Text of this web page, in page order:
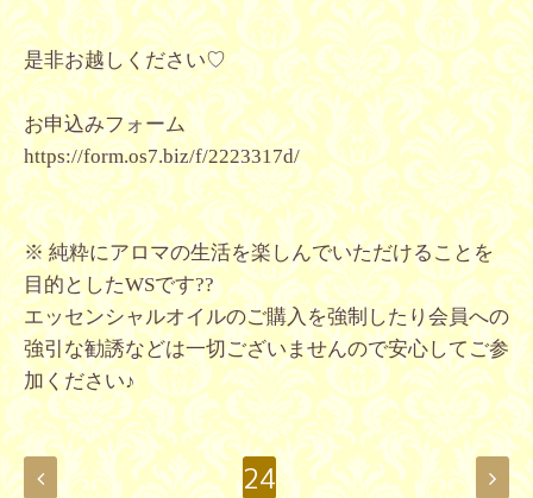
是非お越しください♡
お申込みフォーム
https://form.os7.biz/f/2223317d/
※ 純粋にアロマの生活を楽しんでいただけることを
目的としたWSです??
エッセンシャルオイルのご購入を強制したり会員への
強引な勧誘などは一切ございませんので安心してご参
加ください♪
24